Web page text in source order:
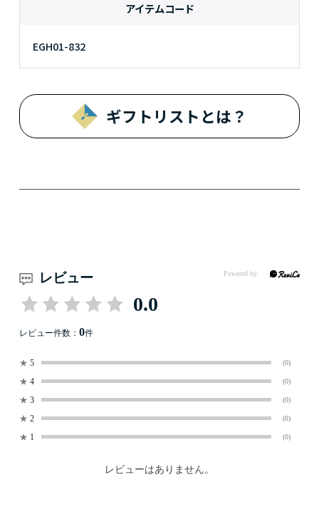
アイテムコード
EGH01-832
ギフトリストとは？
レビュー
0.0
レビュー件数： 0件
★ 5 (0)
★ 4 (0)
★ 3 (0)
★ 2 (0)
★ 1 (0)
レビューはありません。